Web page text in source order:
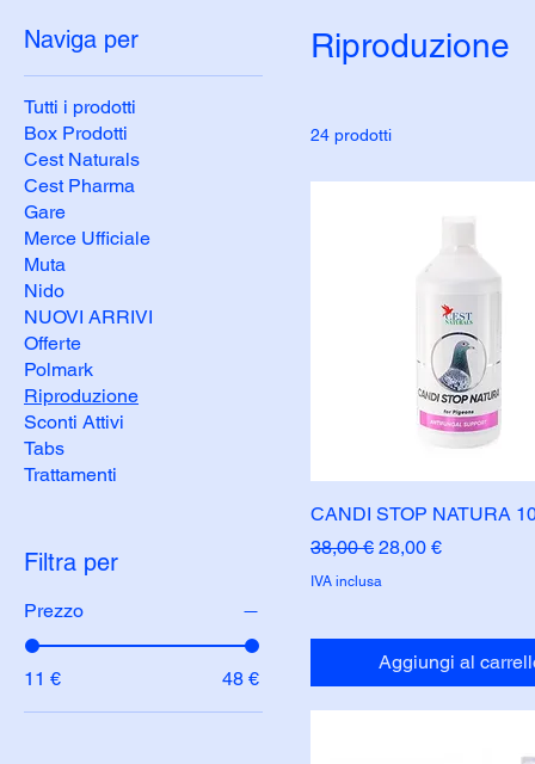
Naviga per
Tutti i prodotti
Box Prodotti
Cest Naturals
Cest Pharma
Gare
Merce Ufficiale
Muta
Nido
NUOVI ARRIVI
Offerte
Polmark
Riproduzione
Sconti Attivi
Tabs
Trattamenti
Filtra per
Prezzo
11 € 48 €
Riproduzione
24 prodotti
CANDI STOP NATURA
Prezzo regolare
38,00 € Prezzo scontato
28,00 €
IVA inclusa
Aggiungi al